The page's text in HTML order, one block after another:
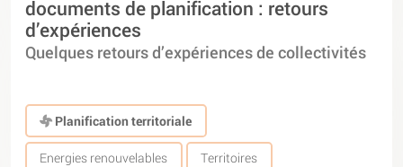
documents de planification : retours
d’expériences
Quelques retours d’expériences de collectivités
Planification territoriale
Energies renouvelables Territoires